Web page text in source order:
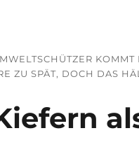
ZU SPÄT, DOCH DAS